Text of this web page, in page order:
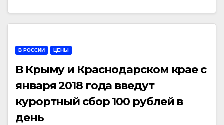
В РОССИИ ЦЕНЫ
В Крыму и Краснодарском крае с
января 2018 года введут
курортный сбор 100 рублей в
день